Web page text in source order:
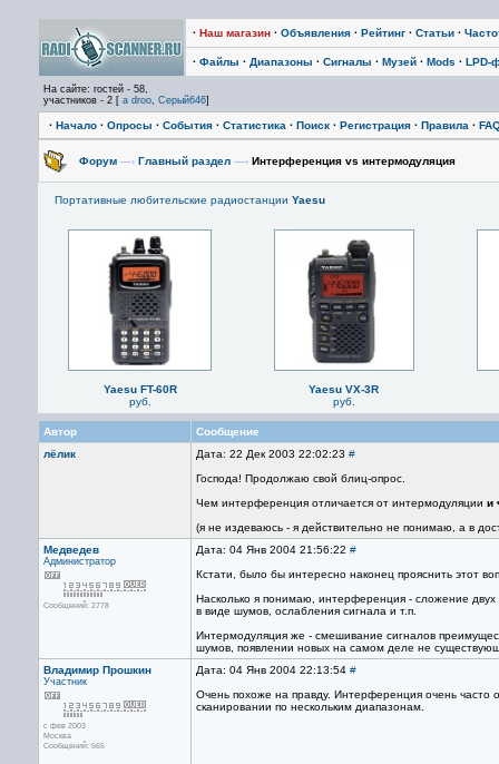
· Наш магазин · Объявления · Рейтинг · Статьи ·
· Файлы · Диапазоны · Сигналы · Музей · Mods · LPD-
На сайте: гостей - 58,
участников - 2 [ a droo, Серый646]
· Начало · Опросы · События · Статистика · Поиск · Регистрация · Правила ·
Форум —› Главный раздел —› Интерференция vs интермодуляция
Портативные любительские радиостанции Yaesu
Yaesu FT-60R
руб.
Yaesu VX-3R
руб.
Автор
Сообщение
лёлик
Дата: 22 Дек 2003 22:02:23 #
Господа! Продолжаю свой блиц-опрос.
Чем интерференция отличается от интермодуляции и
(я не издеваюсь - я действительно не понимаю, а в
Медведев
Администратор
Сообщений: 2778
Дата: 04 Янв 2004 21:56:22 #
Кстати, было бы интересно наконец прояснить этот
Насколько я понимаю, интерференция - сложение
в виде шумов, ослабления сигнала и т.п.
Интермодуляция же - смешивание сигналов
шумов, появлении новых на самом деле не
Владимир Прошкин
Участник
с фев 2003
Москва
Сообщений: 565
Дата: 04 Янв 2004 22:13:54 #
Очень похоже на правду. Интерференция очень часто
сканировании по нескольким диапазонам.